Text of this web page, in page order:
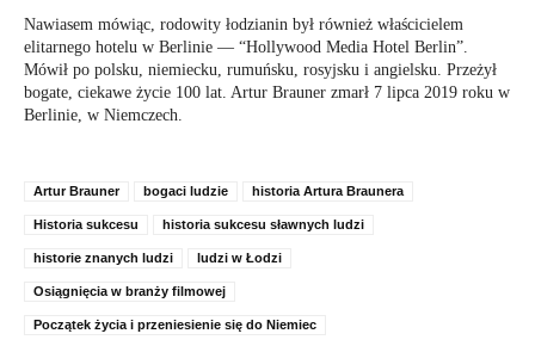
Nawiasem mówiąc, rodowity łodzianin był również właścicielem
elitarnego hotelu w Berlinie — “Hollywood Media Hotel Berlin”.
Mówił po polsku, niemiecku, rumuńsku, rosyjsku i angielsku. Przeżył
bogate, ciekawe życie 100 lat. Artur Brauner zmarł 7 lipca 2019 roku w
Berlinie, w Niemczech.
Artur Brauner bogaci ludzie historia Artura Braunera
Historia sukcesu historia sukcesu sławnych ludzi
historie znanych ludzi ludzi w Łodzi
Osiągnięcia w branży filmowej
Początek życia i przeniesienie się do Niemiec